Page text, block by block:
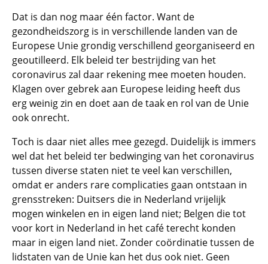
Dat is dan nog maar één factor. Want de
gezondheidszorg is in verschillende landen van de
Europese Unie grondig verschillend georganiseerd en
geoutilleerd. Elk beleid ter bestrijding van het
coronavirus zal daar rekening mee moeten houden.
Klagen over gebrek aan Europese leiding heeft dus
erg weinig zin en doet aan de taak en rol van de Unie
ook onrecht.
Toch is daar niet alles mee gezegd. Duidelijk is immers
wel dat het beleid ter bedwinging van het coronavirus
tussen diverse staten niet te veel kan verschillen,
omdat er anders rare complicaties gaan ontstaan in
grensstreken: Duitsers die in Nederland vrijelijk
mogen winkelen en in eigen land niet; Belgen die tot
voor kort in Nederland in het café terecht konden
maar in eigen land niet. Zonder coördinatie tussen de
lidstaten van de Unie kan het dus ook niet. Geen